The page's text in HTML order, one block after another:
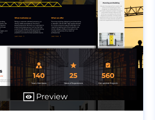
Preview